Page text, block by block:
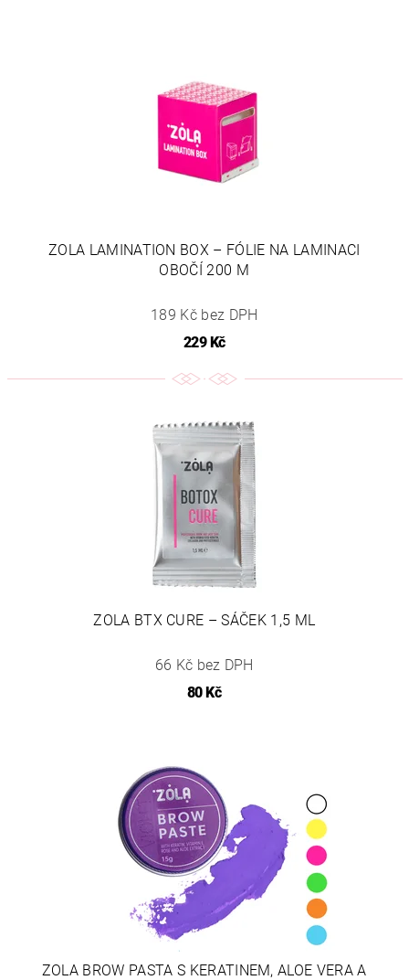
ZOLA LAMINATION BOX – FÓLIE NA LAMINACI
OBOČÍ 200 M
189 Kč bez DPH
229 Kč
ZOLA BTX CURE – SÁČEK 1,5 ML
66 Kč bez DPH
80 Kč
ZOLA BROW PASTA S KERATINEM, ALOE VERA A